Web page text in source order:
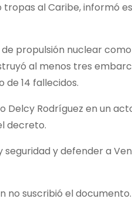
tropas al Caribe, informó
propulsión nuclear
al menos tres
14 fallecidos.
Delcy Rodríguez en un
decreto.
y defender a
no suscribió el